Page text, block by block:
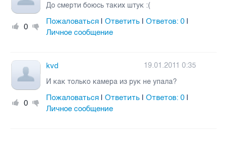
0
До смерти боюсь таких штук :(
Пожаловаться |Ответить |Ответов:0
Личное сообщение
0
kvd
19.01.2011 0:35
И как только камера из рук не упала?
Пожаловаться |Ответить |Ответов:0
Личное сообщение